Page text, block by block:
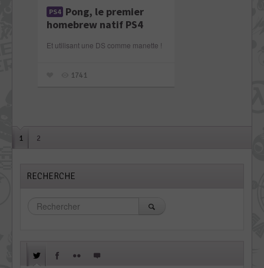
PS4 Pong, le premier
homebrew natif PS4
Et utilisant une DS comme manette !
1741
1 2
RECHERCHE